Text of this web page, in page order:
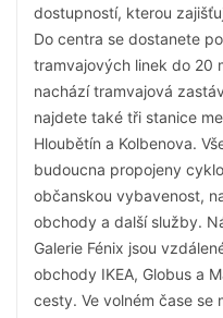
dostupností, kterou
Do centra se dostanete
tramvajových linek do 20
nachází tramvajová
najdete také tři stanice
Hloubětín a Kolbenova.
budoucna propojeny
občanskou vybavenost,
obchody a další služby.
Galerie Fénix jsou
obchody IKEA, Globus a
cesty. Ve volném čase